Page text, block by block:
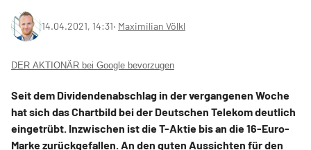
14.04.2021, 14:31‧ Maximilian Völkl
DER AKTIONÄR bei Google bevorzugen
Seit dem Dividendenabschlag in der vergangenen Woche
hat sich das Chartbild bei der Deutschen Telekom deutlich
eingetrübt. Inzwischen ist die T-Aktie bis an die 16-Euro-
Marke zurückgefallen. An den guten Aussichten für den